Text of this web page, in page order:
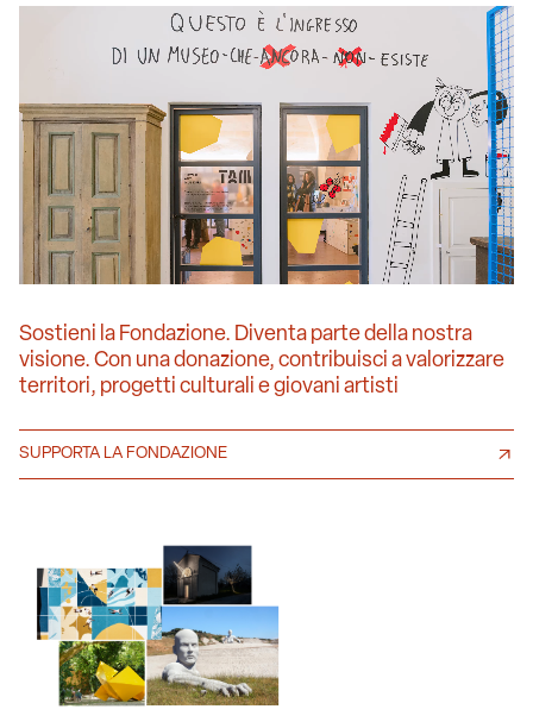
Sostieni la Fondazione. Diventa parte della nostra
visione. Con una donazione, contribuisci a valorizzare
territori, progetti culturali e giovani artisti
SUPPORTA LA FONDAZIONE